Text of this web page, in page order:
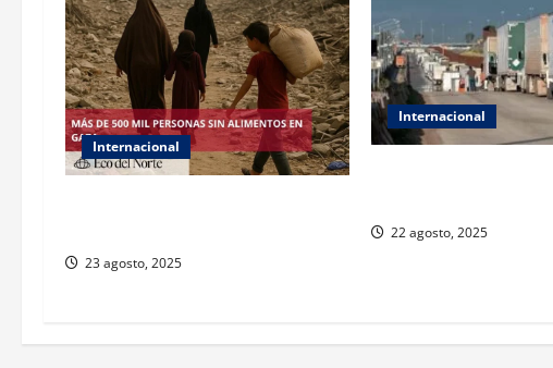
Internacional
23 agosto, 2025
Internacional
22 agosto, 2025